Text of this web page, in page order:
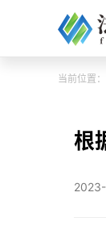
当前位置：
根